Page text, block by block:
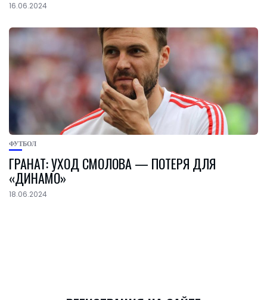
16.06.2024
ФУТБОЛ
ГРАНАТ: УХОД СМОЛОВА — ПОТЕРЯ ДЛЯ
«ДИНАМО»
18.06.2024